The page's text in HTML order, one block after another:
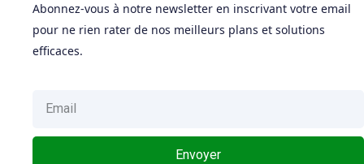
Abonnez-vous à notre newsletter en inscrivant votre email
pour ne rien rater de nos meilleurs plans et solutions
efficaces.
Envoyer